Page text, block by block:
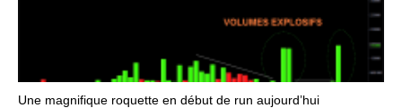
Une magnifique roquette en début de run aujourd’hui